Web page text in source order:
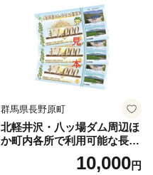
群馬県長野原町
北軽井沢・八ッ場ダム周辺ほ
か町内各所で利用可能な長野
原町ふるさと感謝券（3,000
円分）【トラベル 観光 旅行
10,000円